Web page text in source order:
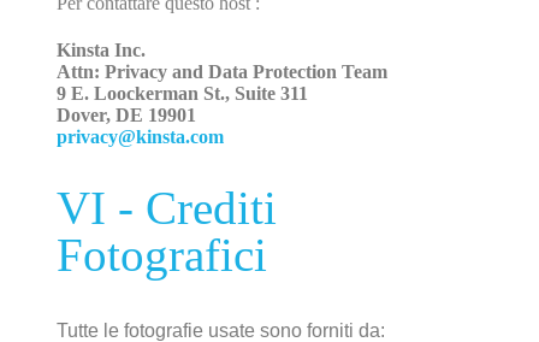
Kinsta Inc.
Attn: Privacy and Data Protection Team
9 E. Loockerman St., Suite 311
Dover, DE 19901
privacy@kinsta.com
VI - Crediti
Fotografici
Tutte le fotografie usate sono forniti da: